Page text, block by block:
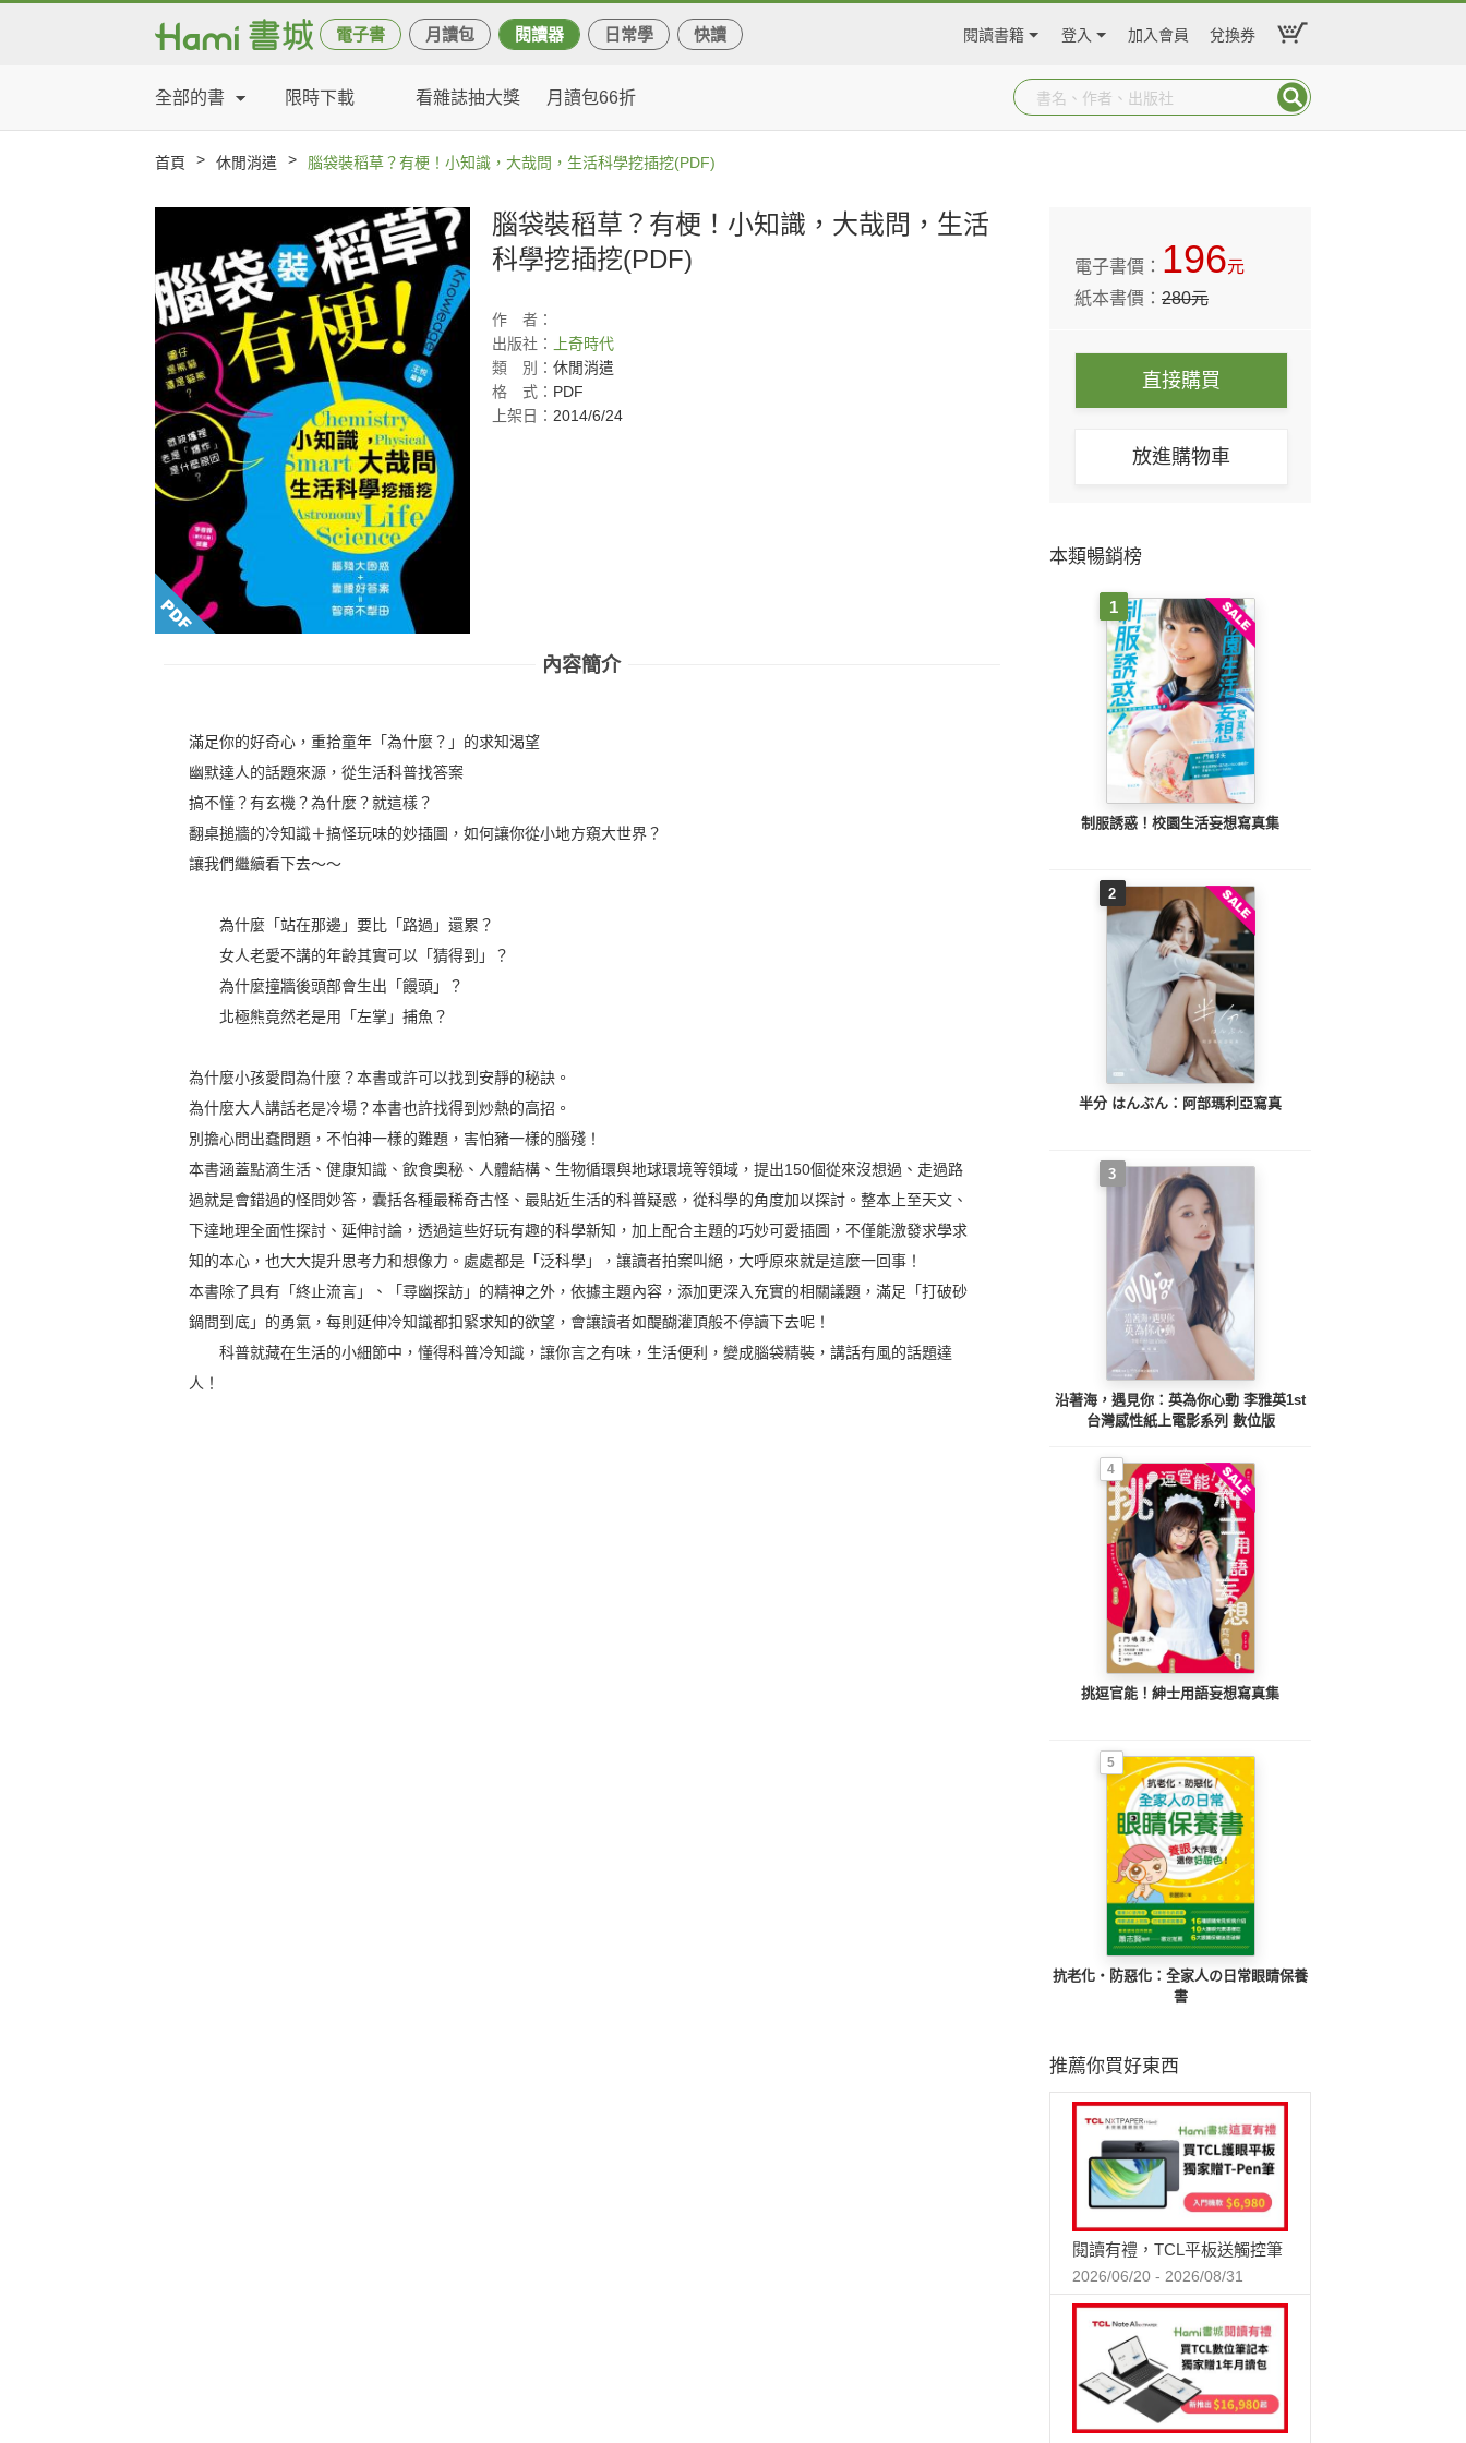
電子書 月讀包 閱讀器 日常學 快讀 閱讀書籍 登入 加入會員 兌換券
全部的書 限時下載 看雜誌抽大獎 月讀包66折
首頁 > 休閒消遣 > 腦袋裝稻草？有梗！小知識，大哉問，生活科學挖插挖(PDF)
腦袋裝稻草？有梗！小知識，大哉問，生活
科學挖插挖(PDF)
作
者：
出版社：
上奇時代
類
別： 休閒消遣
格
式： PDF
上架日： 2014/6/24
內容簡介
滿足你的好奇心，重拾童年「為什麼？」的求知渴望
幽默達人的話題來源，從生活科普找答案
搞不懂？有玄機？為什麼？就這樣？
翻桌搥牆的冷知識＋搞怪玩味的妙插圖，如何讓你從小地方窺大世界？
讓我們繼續看下去～～
為什麼「站在那邊」要比「路過」還累？
女人老愛不講的年齡其實可以「猜得到」？
為什麼撞牆後頭部會生出「饅頭」？
北極熊竟然老是用「左掌」捕魚？
為什麼小孩愛問為什麼？本書或許可以找到安靜的秘訣。
為什麼大人講話老是冷場？本書也許找得到炒熱的高招。
別擔心問出蠢問題，不怕神一樣的難題，害怕豬一樣的腦殘！
本書涵蓋點滴生活、健康知識、飲食奧秘、人體結構、生物循環與地球環境等領域，提出150個從來沒想過、走過路
過就是會錯過的怪問妙答，囊括各種最稀奇古怪、最貼近生活的科普疑惑，從科學的角度加以探討。整本上至天文、
下達地理全面性探討、延伸討論，透過這些好玩有趣的科學新知，加上配合主題的巧妙可愛插圖，不僅能激發求學求
知的本心，也大大提升思考力和想像力。處處都是「泛科學」，讓讀者拍案叫絕，大呼原來就是這麼一回事！
本書除了具有「終止流言」、「尋幽探訪」的精神之外，依據主題內容，添加更深入充實的相關議題，滿足「打破砂
鍋問到底」的勇氣，每則延伸冷知識都扣緊求知的欲望，會讓讀者如醍醐灌頂般不停讀下去呢！
科普就藏在生活的小細節中，懂得科普冷知識，讓你言之有味，生活便利，變成腦袋精裝，講話有風的話題達
人！
電子書價： 196元
紙本書價：280元
直接購買
放進購物車
本類暢銷榜
1
制服誘惑！校園生活妄想寫真集
2
半分 はんぶん：阿部瑪利亞寫真
3
沿著海，遇見你：英為你心動 李雅英1st
台灣感性紙上電影系列 數位版
4
挑逗官能！紳士用語妄想寫真集
5
抗老化‧防惡化：全家人の日常眼睛保養
書
推薦你買好東西
閱讀有禮，TCL平板送觸控筆
2026/06/20 - 2026/08/31